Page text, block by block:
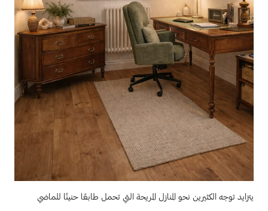
يتزايد توجه الكثيرين نحو المنازل المريحة التي تحمل طابعًا حنينًا للماضي